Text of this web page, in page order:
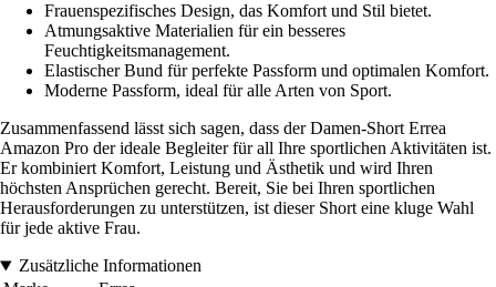
Frauenspezifisches Design, das Komfort und Stil bietet.
Atmungsaktive Materialien für ein besseres
Feuchtigkeitsmanagement.
Elastischer Bund für perfekte Passform und optimalen Komfort.
Moderne Passform, ideal für alle Arten von Sport.
Zusammenfassend lässt sich sagen, dass der Damen-Short Errea
Amazon Pro der ideale Begleiter für all Ihre sportlichen Aktivitäten ist.
Er kombiniert Komfort, Leistung und Ästhetik und wird Ihren
höchsten Ansprüchen gerecht. Bereit, Sie bei Ihren sportlichen
Herausforderungen zu unterstützen, ist dieser Short eine kluge Wahl
für jede aktive Frau.
Zusätzliche Informationen